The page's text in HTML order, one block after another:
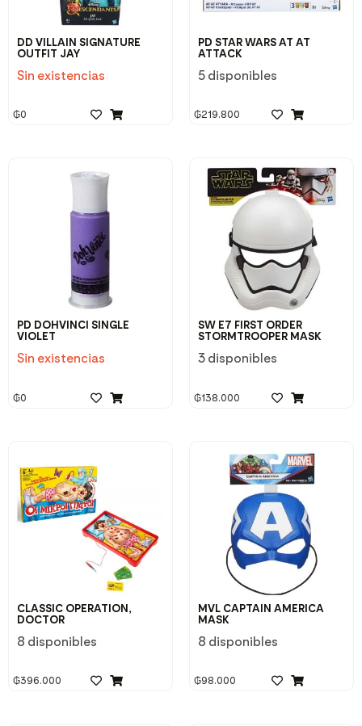
DD VILLAIN SIGNATURE
OUTFIT JAY
Sin existencias
₲0
PD STAR WARS AT AT
ATTACK
5 disponibles
₲219.800
PD DOHVINCI SINGLE
VIOLET
Sin existencias
₲0
SW E7 FIRST ORDER
STORMTROOPER MASK
3 disponibles
₲138.000
CLASSIC OPERATION,
DOCTOR
8 disponibles
₲396.000
MVL CAPTAIN AMERICA
MASK
8 disponibles
₲98.000